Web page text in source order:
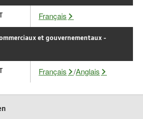
Français
et gouvernementaux -
Français /Anglais